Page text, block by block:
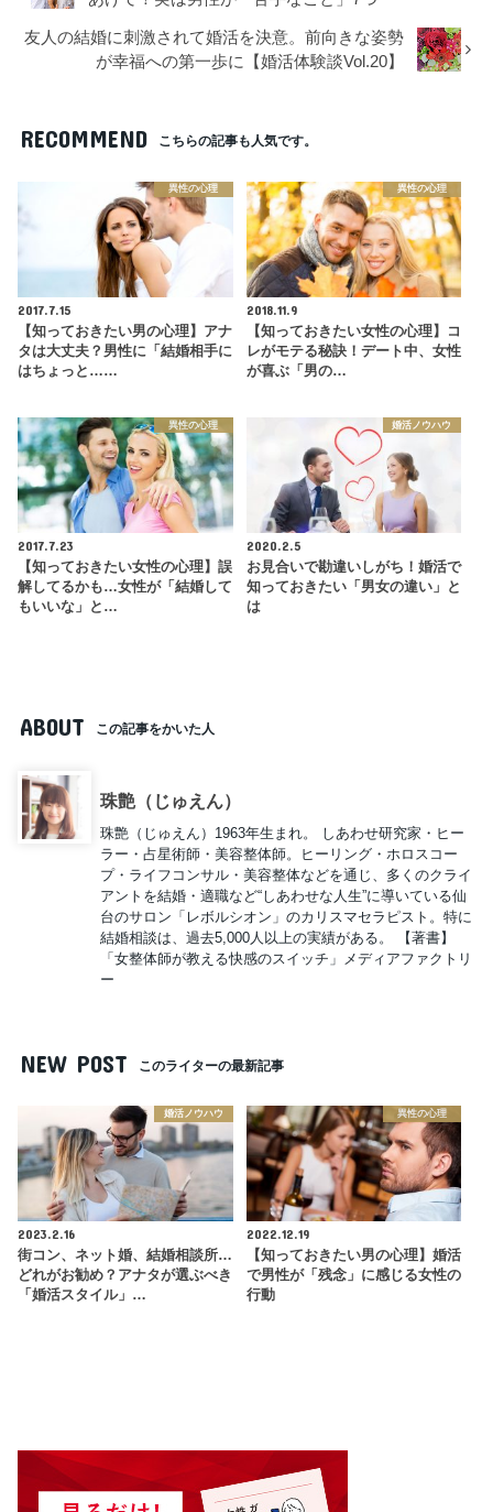
友人の結婚に刺激されて婚活を決意。前向きな姿勢
が幸福への第一歩に【婚活体験談Vol.20】
RECOMMEND こちらの記事も人気です。
異性の心理
2017.7.15
【知っておきたい男の心理】アナ
タは大丈夫？男性に「結婚相手に
はちょっと……
異性の心理
2018.11.9
【知っておきたい女性の心理】コ
レがモテる秘訣！デート中、女性
が喜ぶ「男の…
異性の心理
2017.7.23
【知っておきたい女性の心理】誤
解してるかも…女性が「結婚して
もいいな」と…
婚活ノウハウ
2020.2.5
お見合いで勘違いしがち！婚活で
知っておきたい「男女の違い」と
は
ABOUT この記事をかいた人
珠艶（じゅえん）
珠艶（じゅえん）1963年生まれ。 しあわせ研究家・ヒー
ラー・占星術師・美容整体師。ヒーリング・ホロスコー
プ・ライフコンサル・美容整体などを通じ、多くのクライ
アントを結婚・適職など“しあわせな人生”に導いている仙
台のサロン「レボルシオン」のカリスマセラピスト。特に
結婚相談は、過去5,000人以上の実績がある。 【著書】
「女整体師が教える快感のスイッチ」メディアファクトリ
ー
NEW POST このライターの最新記事
婚活ノウハウ
2023.2.16
街コン、ネット婚、結婚相談所…
どれがお勧め？アナタが選ぶべき
「婚活スタイル」…
異性の心理
2022.12.19
【知っておきたい男の心理】婚活
で男性が「残念」に感じる女性の
行動